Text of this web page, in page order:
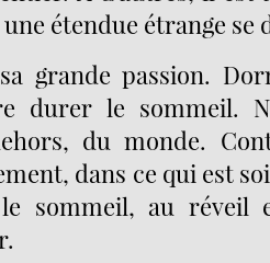
étendue étrange se
grande passion.
durer le sommeil.
du monde.
dans ce qui est
le sommeil, au réveil